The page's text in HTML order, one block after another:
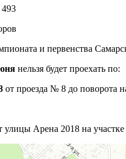
493
и первенства
нельзя будет проехать по:
от проезда № 8 до поворота
улицы Арена 2018 на